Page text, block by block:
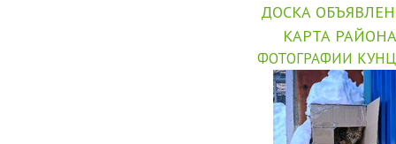
ДОСКА
КАРТА РАЙОНА
ФОТОГРАФИИ